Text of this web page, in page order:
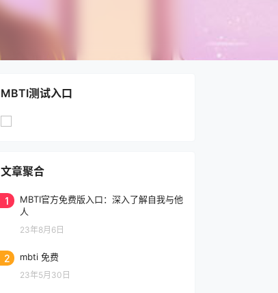
MBTI测试入口
文章聚合
1
MBTI官方免费版入口：深入了解自我与他
人
23年8月6日
2 mbti 免费
23年5月30日